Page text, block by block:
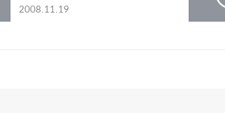
2008.11.19